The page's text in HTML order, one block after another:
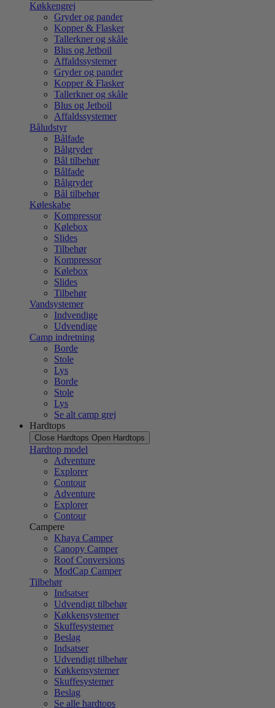
Køkkengrej
Gryder og pander
Kopper & Flasker
Tallerkner og skåle
Blus og Jetboil
Affaldssystemer
Gryder og pander
Kopper & Flasker
Tallerkner og skåle
Blus og Jetboil
Affaldssystemer
Båludstyr
Bålfade
Bålgryder
Bål tilbehør
Bålfade
Bålgryder
Bål tilbehør
Køleskabe
Kompressor
Kølebox
Slides
Tilbehør
Kompressor
Kølebox
Slides
Tilbehør
Vandsystemer
Indvendige
Udvendige
Camp indretning
Borde
Stole
Lys
Borde
Stole
Lys
Se alt camp grej
Hardtops
Close Hardtops Open Hardtops
Hardtop model
Adventure
Explorer
Contour
Adventure
Explorer
Contour
Campere
Khaya Camper
Canopy Camper
Roof Conversions
ModCap Camper
Tilbehør
Indsatser
Udvendigt tilbehør
Køkkensystemer
Skuffesystemer
Beslag
Indsatser
Udvendigt tilbehør
Køkkensystemer
Skuffesystemer
Beslag
Se alle hardtops